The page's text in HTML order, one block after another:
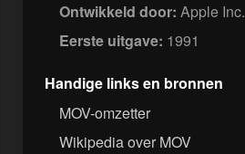
Ontwikkeld door: Apple Inc.
Eerste uitgave: 1991
Handige links en bronnen
MOV-omzetter
Wikipedia over MOV